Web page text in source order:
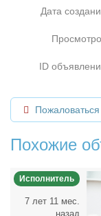
Дата
ID
Пожаловаться
Похожие
Исполнитель
7 лет 11 мес.
назад